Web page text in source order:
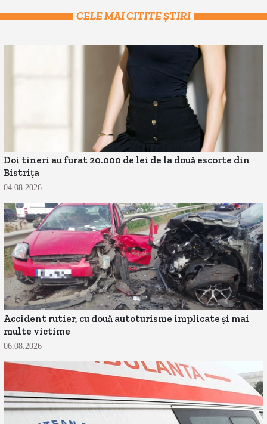
CELE MAI CITITE ȘTIRI
Doi tineri au furat 20.000 de lei de la două escorte din
Bistrița
04.08.2026
Accident rutier, cu două autoturisme implicate și mai
multe victime
06.08.2026